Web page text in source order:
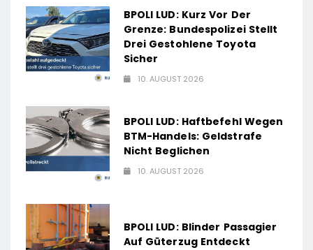
BPOLI LUD: Kurz Vor Der
Grenze: Bundespolizei Stellt
Drei Gestohlene Toyota
Sicher
10. AUGUST 2026
BPOLI LUD: Haftbefehl Wegen
BTM-Handels: Geldstrafe
Nicht Beglichen
10. AUGUST 2026
BPOLI LUD: Blinder Passagier
Auf Güterzug Entdeckt